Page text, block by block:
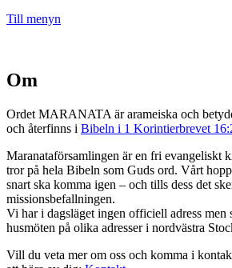
Till menyn
Om
Ordet MARANATA är arameiska och
och återfinns i Bibeln i 1 Korintierbrevet
Maranataförsamlingen är en fri evangeliskt
tror på hela Bibeln som Guds ord. Vårt
snart ska komma igen – och tills dess det
missionsbefallningen.
Vi har i dagsläget ingen officiell adress men
husmöten på olika adresser i nordvästra
Vill du veta mer om oss och komma i